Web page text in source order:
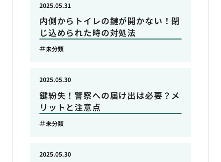
内側からトイレの鍵が開かない！閉
じ込められた時の対処法
2025.05.31
未分類
鍵紛失！警察への届け出は必要？メ
リットと注意点
2025.05.30
未分類
2025.05.30